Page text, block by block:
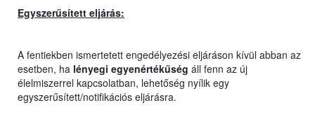
Egyszerűsített eljárás:
A fentiekben ismertetett engedélyezési eljáráson kívül abban az
esetben, ha lényegi egyenértékűség áll fenn az új
élelmiszerrel kapcsolatban, lehetőség nyílik egy
egyszerűsített/notifikációs eljárásra.